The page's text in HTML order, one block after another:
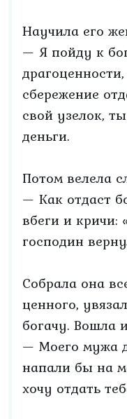
Научила его
— Я пойду к
сбережение
свой узелок,
деньги.
Потом велела
— Как отдаст
вбеги и кричи:
господин
Собрала она
ценного,
богачу. Вошла
— Моего мужа
напали бы на
хочу отдать